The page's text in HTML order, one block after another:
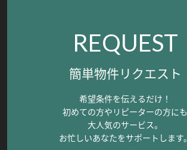
REQUEST
簡単物件リクエスト
希望条件を伝えるだけ！
初めての方やリピーターの方にも
大人気のサービス。
お忙しいあなたをサポートします。